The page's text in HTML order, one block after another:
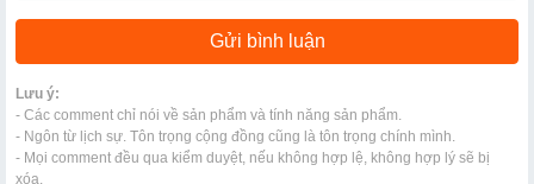
Lưu ý:
- Các comment chỉ nói về sản phẩm và tính năng sản phẩm.
- Ngôn từ lịch sự. Tôn trọng cộng đồng cũng là tôn trọng chính mình.
- Mọi comment đều qua kiểm duyệt, nếu không hợp lệ, không hợp lý sẽ bị
xóa.